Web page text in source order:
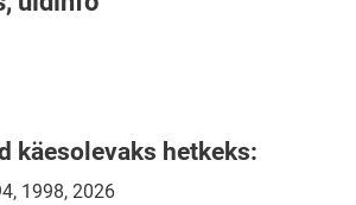
käesolevaks hetkeks:
1998, 2026